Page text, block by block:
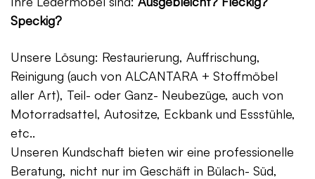
Speckig?
Unsere Lösung: Restaurierung, Auffrischung,
Reinigung (auch von ALCANTARA + Stoffmöbel
aller Art), Teil- oder Ganz- Neubezüge, auch von
Motorradsattel, Autositze, Eckbank und Essstühle,
etc..
Unseren Kundschaft bieten wir eine professionelle
Beratung, nicht nur im Geschäft in Bülach- Süd,